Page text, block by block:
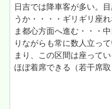
日吉では降車客が多い。
うか・・・・ギリギリ座
ま都心方面へ進む・・・
りながらも常に数人立っ
まり、この区間は座って
ほぼ着席できる（若干席取